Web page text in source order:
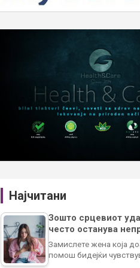
Најчитани
Зошто срцевиот
често останува
Замислете жена која
помош бидејќи